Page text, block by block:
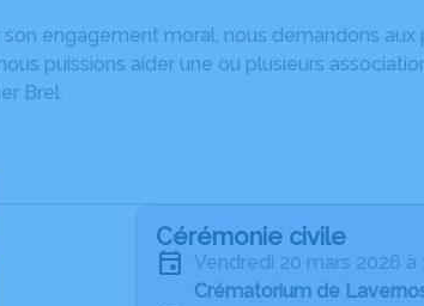
engagement moral, nous demandons
puissions aider une ou plusieurs
Brel.
Cérémonie civile
vendredi 20 mars 2026 à
Crématorium de